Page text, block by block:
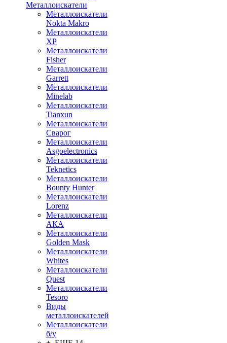
Металлоискатели
Металлоискатели
Nokta Makro
Металлоискатели
XP
Металлоискатели
Fisher
Металлоискатели
Garrett
Металлоискатели
Minelab
Металлоискатели
Tianxun
Металлоискатели
Сварог
Металлоискатели
Asgoelectronics
Металлоискатели
Teknetics
Металлоискатели
Bounty Hunter
Металлоискатели
Lorenz
Металлоискатели
АКА
Металлоискатели
Golden Mask
Металлоискатели
Whites
Металлоискатели
Quest
Металлоискатели
Tesoro
Виды
металлоискателей
Металлоискатели
б/у